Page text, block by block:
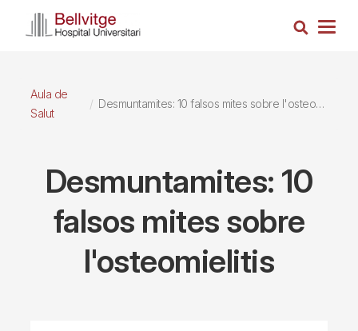
Cerca
Aula de
Salut
Desmuntamites: 10 falsos mites sobre l'osteomielitis
Desmuntamites: 10
falsos mites sobre
l'osteomielitis